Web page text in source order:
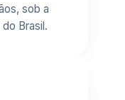
sob a
Brasil.